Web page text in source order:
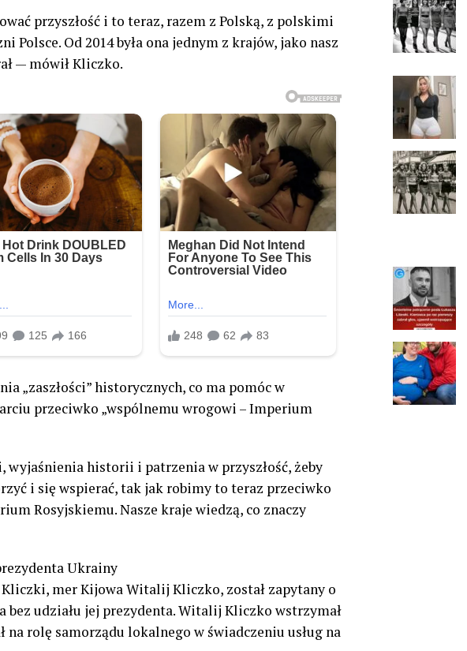
przyszłość i to teraz, razem z Polską, z polskimi
Polsce. Od 2014 była ona jednym z krajów, jako nasz
— mówił Kliczko.
„zaszłości” historycznych, co ma pomóc w
przeciwko „wspólnemu wrogowi – Imperium
wyjaśnienia historii i patrzenia w przyszłość, żeby
i się wspierać, tak jak robimy to teraz przeciwko
Rosyjskiemu. Nasze kraje wiedzą, co znaczy
Ukrainy
mer Kijowa Witalij Kliczko, został zapytany o
udziału jej prezydenta. Witalij Kliczko wstrzymał
na rolę samorządu lokalnego w świadczeniu usług na